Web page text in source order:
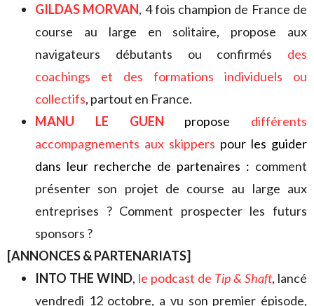
GILDAS MORVAN, 4 fois champion de France de
course au large en solitaire, propose aux
navigateurs débutants ou confirmés des
coachings et des formations individuels ou
collectifs, partout en France.
MANU LE GUEN propose différents
accompagnements aux skippers pour les guider
dans leur recherche de partenaires : comment
présenter son projet de course au large aux
entreprises ? Comment prospecter les futurs
sponsors ?
[ANNONCES & PARTENARIATS]
INTO THE WIND, le podcast de Tip & Shaft, lancé
vendredi 12 octobre, a vu son premier épisode,